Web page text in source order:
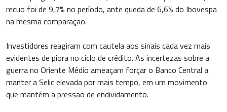
recuo foi de 9,7% no período, ante queda de 6,6% do Ibovespa
na mesma comparação.
Investidores reagiram com cautela aos sinais cada vez mais
evidentes de piora no ciclo de crédito. As incertezas sobre a
guerra no Oriente Médio ameaçam forçar o Banco Central a
manter a Selic elevada por mais tempo, em um movimento
que mantém a pressão de endividamento.